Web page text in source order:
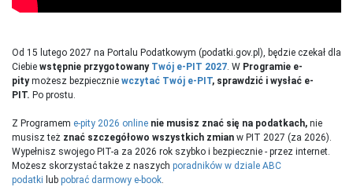
Od 15 lutego 2027 na Portalu Podatkowym (podatki.gov.pl), będzie czekał dla
Ciebie wstępnie przygotowany Twój e-PIT 2027. W Programie e-
pitymożesz bezpiecznie wczytać Twój e-PIT, sprawdzić i wysłać e-
PIT. Po prostu.
Z Programem e-pity 2026 online nie musisz znać się na podatkach, nie
musisz też znać szczegółowo wszystkich zmian w PIT 2027 (za 2026).
Wypełnisz swojego PIT-a za 2026 rok szybko i bezpiecznie - przez internet.
Możesz skorzystać także z naszych poradników w dziale ABC
podatki lub pobrać darmowy e-book.